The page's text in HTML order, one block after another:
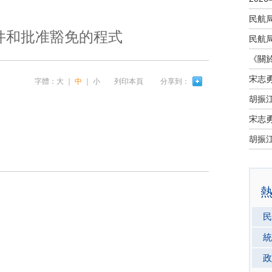
宋志
宋志
和批准豁免的程式
字體： 大 中 小 列印本頁 分享到：